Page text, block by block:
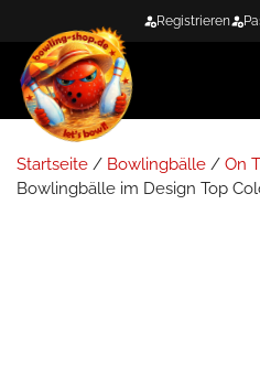
springen
Registrieren
Startseite / Bowlingbälle / On
Bowlingbälle im Design Top